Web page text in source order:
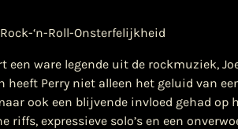
‘n-Roll-Onsterfelijkheid
een ware legende uit de rockmuziek,
Perry niet alleen het geluid van
ook een blijvende invloed gehad op
riffs, expressieve solo’s en een